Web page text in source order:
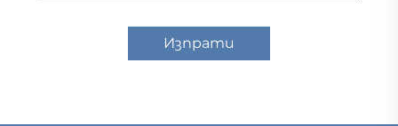
Изпрати